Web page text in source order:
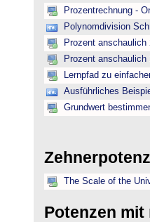
Prozentrechnung -
Polynomdivision
Prozent anschaulich
Prozent anschaulich
Lernpfad zu
Ausführliches
Grundwert
The Scale of the
Potenzen